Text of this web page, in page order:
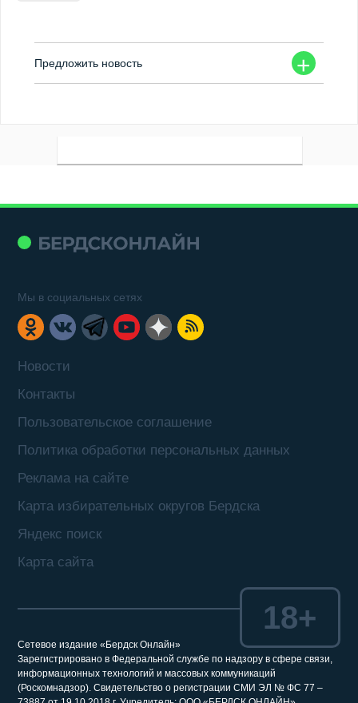
+
Предложить новость
Новости
Контакты
Пользовательское соглашение
Политика обработки персональных данных
Реклама на сайте
Карта избирательных округов Бердска
Яндекс поиск
Карта сайта
Мы в социальных сетях
Сетевое издание «Бердск Онлайн»
Зарегистрировано в Федеральной службе по надзору в сфере связи,
информационных технологий и массовых коммуникаций
(Роскомнадзор). Свидетельство о регистрации СМИ ЭЛ № ФС 77 –
18+